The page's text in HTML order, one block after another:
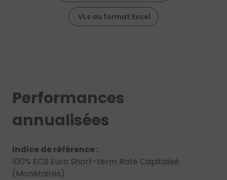
VLs au format Excel
Performances
annualisées
Indice de référence :
100% ECB Euro Short-term Rate Capitalisé
(Monétaires)